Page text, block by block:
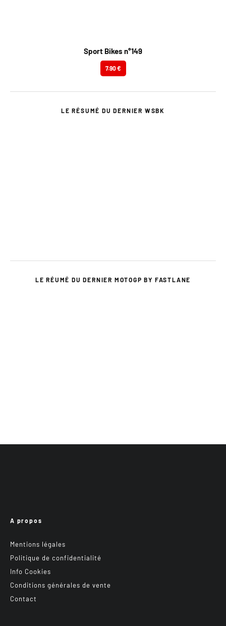
Sport Bikes n°149
7.90 €
LE RÉSUMÉ DU DERNIER WSBK
LE RÉUMÉ DU DERNIER MOTOGP BY FASTLANE
A propos
Mentions légales
Politique de confidentialité
Info Cookies
Conditions générales de vente
Contact